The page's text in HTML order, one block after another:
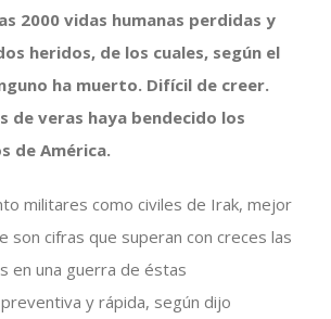
2000 vidas humanas perdidas y
heridos, de los cuales, según el
ha muerto. Difícil de creer.
de veras haya bendecido los
de América.
militares como civiles de Irak, mejor
son cifras que superan con creces las
en una guerra de éstas
y rápida, según dijo